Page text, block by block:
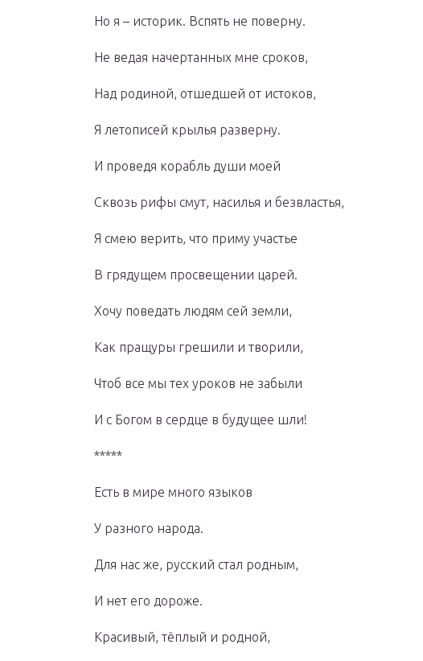
Но я – историк. Вспять не поверну.
Не ведая начертанных мне сроков,
Над родиной, отшедшей от истоков,
Я летописей крылья разверну.
И проведя корабль души моей
Сквозь рифы смут, насилья и безвластья,
Я смею верить, что приму участье
В грядущем просвещении царей.
Хочу поведать людям сей земли,
Как пращуры грешили и творили,
Чтоб все мы тех уроков не забыли
И с Богом в сердце в будущее шли!
*****
Есть в мире много языков
У разного народа.
Для нас же, русский стал родным,
И нет его дороже.
Красивый, тёплый и родной,